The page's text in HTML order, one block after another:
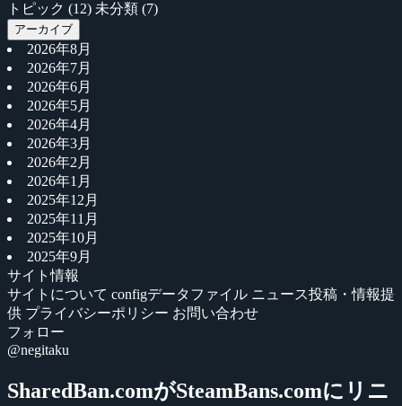
トピック (12) 未分類 (7)
アーカイブ
2026年8月
2026年7月
2026年6月
2026年5月
2026年4月
2026年3月
2026年2月
2026年1月
2025年12月
2025年11月
2025年10月
2025年9月
サイト情報
サイトについて configデータファイル ニュース投稿・情報提
供 プライバシーポリシー お問い合わせ
フォロー
@negitaku
SharedBan.comがSteamBans.comにリニ